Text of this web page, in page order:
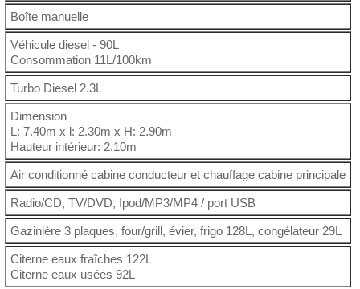
Boîte manuelle
Véhicule diesel - 90L
Consommation 11L/100km
Turbo Diesel 2.3L
Dimension
L: 7.40m x l: 2.30m x H: 2.90m
Hauteur intérieur: 2.10m
Air conditionné cabine conducteur et chauffage cabine principale
Radio/CD, TV/DVD, Ipod/MP3/MP4 / port USB
Gazinière 3 plaques, four/grill, évier, frigo 128L, congélateur 29L
Citerne eaux fraîches 122L
Citerne eaux usées 92L